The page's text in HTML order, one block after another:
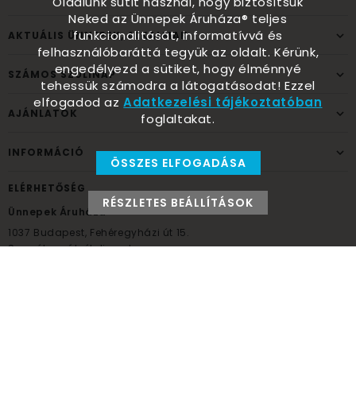
AKTUÁLIS ÜNNEPEK, ALKALMAK
SZÁMOS SZÜLINAP
AJÁNLATOK
INFORMÁCIÓ
ELÉRHETŐSÉG
Ünnepek Áruháza
1037 Budapest, Fehéregyházi út 15.
Személyes átvételi pont
Neked az Ünnepek Áruháza® teljes
funkcionalitását, informatívvá és
felhasználóbaráttá tegyük az oldalt. Kérünk,
engedélyezd a sütiket, hogy élménnyé
tehessük számodra a látogatásodat! Ezzel
elfogadod azAdatkezelési tájékoztatóban
foglaltakat.
ÖSSZES ELFOGADÁSA
RÉSZLETES BEÁLLÍTÁSOK